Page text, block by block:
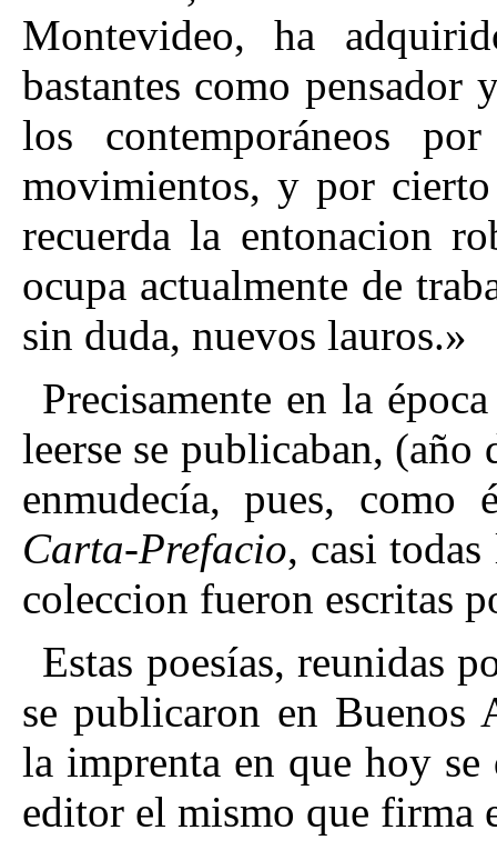
Montevideo, ha
bastantes como pensador
los contemporáneos
movimientos, y por
recuerda la entonacion
ocupa actualmente de
sin duda, nuevos lauros.»
Precisamente en la
leerse se publicaban,
enmudecía, pues,
Carta-Prefacio, casi
coleccion fueron escritas
Estas poesías, reunidas
se publicaron en Buenos
la imprenta en que hoy
editor el mismo que firma